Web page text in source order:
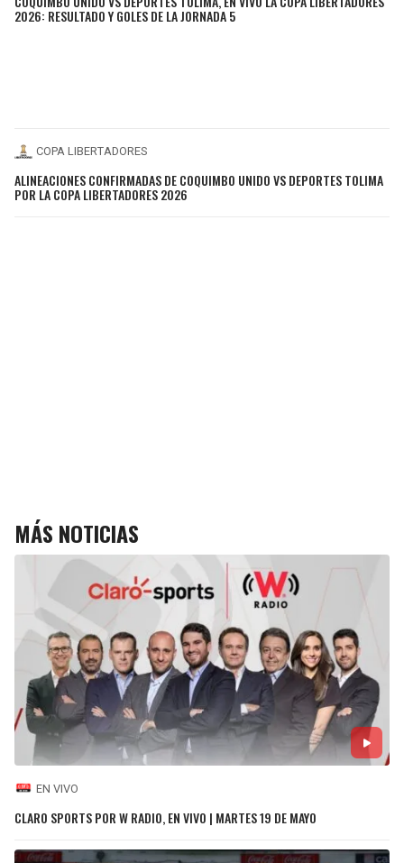
2026: RESULTADO Y GOLES DE LA JORNADA 5
COPA LIBERTADORES
ALINEACIONES CONFIRMADAS DE COQUIMBO UNIDO VS DEPORTES TOLIMA
POR LA COPA LIBERTADORES 2026
MÁS NOTICIAS
EN VIVO
CLARO SPORTS POR W RADIO, EN VIVO | MARTES 19 DE MAYO